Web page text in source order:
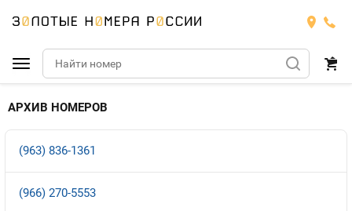
Подобрать номер
МТС
МТС
АРХИВ НОМЕРОВ
(963) 836-1361
(966) 270-5553